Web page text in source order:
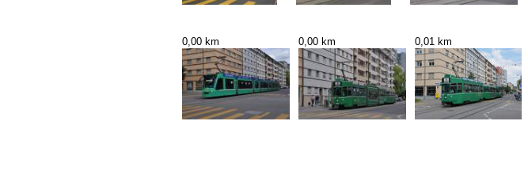
0,00 km 0,00 km 0,01 km